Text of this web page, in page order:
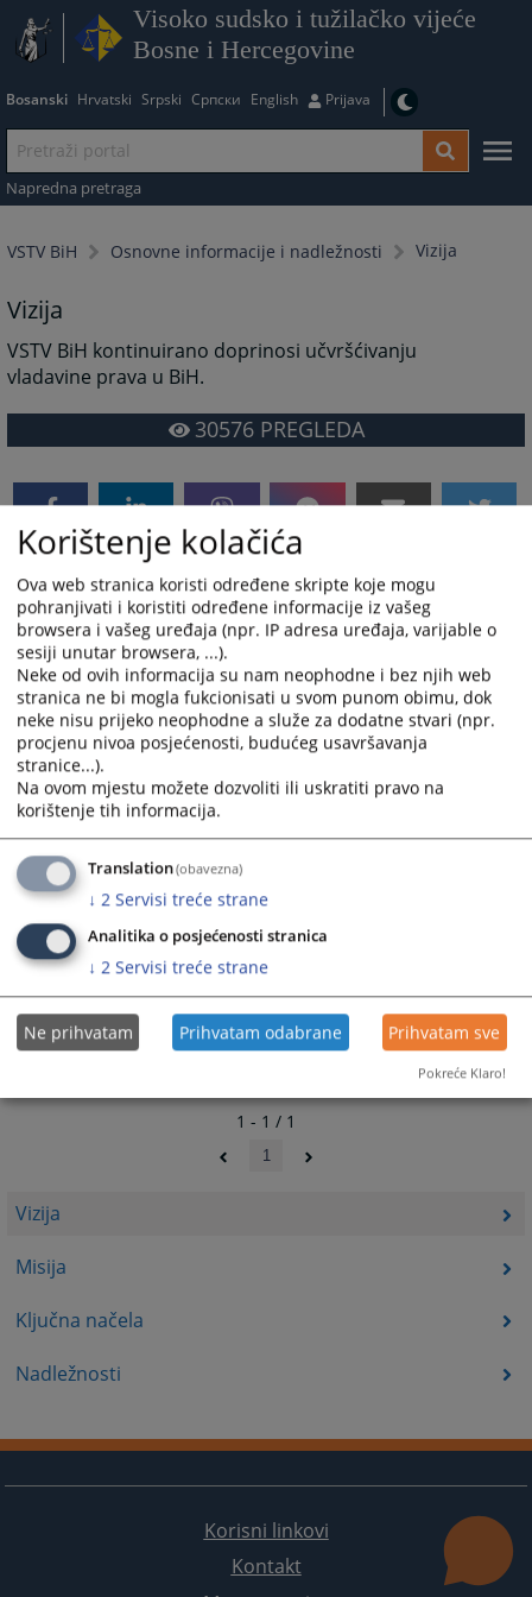
Visoko sudsko i tužilačko vijeće
Bosne i Hercegovine
Bosanski Hrvatski Srpski Српски English Prijava
Napredna pretraga
VSTV BiH Osnovne informacije i nadležnosti Vizija
Vizija
Misija
Ključna načela
Nadležnosti
Vizija
VSTV BiH kontinuirano doprinosi učvršćivanju
vladavine prava u BiH.
30576PREGLEDA
1 - 1 / 1
1
Korisni linkovi
Kontakt
Korištenje kolačića
Ova web stranica koristi određene skripte koje mogu
pohranjivati i koristiti određene informacije iz vašeg
browsera i vašeg uređaja (npr. IP adresa uređaja, varijable o
sesiji unutar browsera, ...).
Neke od ovih informacija su nam neophodne i bez njih web
stranica ne bi mogla fukcionisati u svom punom obimu, dok
neke nisu prijeko neophodne a služe za dodatne stvari (npr.
procjenu nivoa posjećenosti, budućeg usavršavanja
stranice...).
Na ovom mjestu možete dozvoliti ili uskratiti pravo na
korištenje tih informacija.
Translation(obavezna)
↓ 2 Servisi treće strane
Analitika o posjećenosti stranica
↓ 2 Servisi treće strane
Ne prihvatam Prihvatam odabrane Prihvatam sve
Pokreće Klaro!